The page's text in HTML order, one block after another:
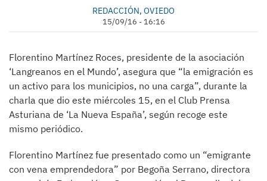
REDACCIÓN, OVIEDO
15/09/16 - 16:16
Florentino Martínez Roces, presidente de la asociación
‘Langreanos en el Mundo’, asegura que “la emigración es
un activo para los municipios, no una carga”, durante la
charla que dio este miércoles 15, en el Club Prensa
Asturiana de ‘La Nueva España’, según recoge este
mismo periódico.
Florentino Martínez fue presentado como un “emigrante
con vena emprendedora” por Begoña Serrano, directora